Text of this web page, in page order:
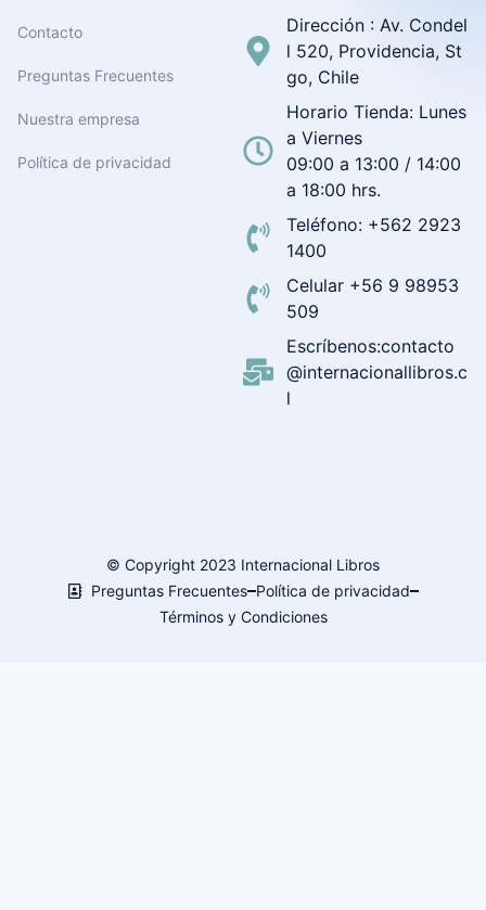
Contacto
Preguntas Frecuentes
Nuestra empresa
Política de privacidad
Dirección : Av. Condel
l 520, Providencia, St
go, Chile
Horario Tienda: Lunes
a Viernes
09:00 a 13:00 / 14:00
a 18:00 hrs.
Teléfono: +562 2923
1400
Celular +56 9 98953
509
Escríbenos:contacto
@internacionallibros.c
l
© Copyright 2023 Internacional Libros
Preguntas Frecuentes Política de privacidad
Términos y Condiciones